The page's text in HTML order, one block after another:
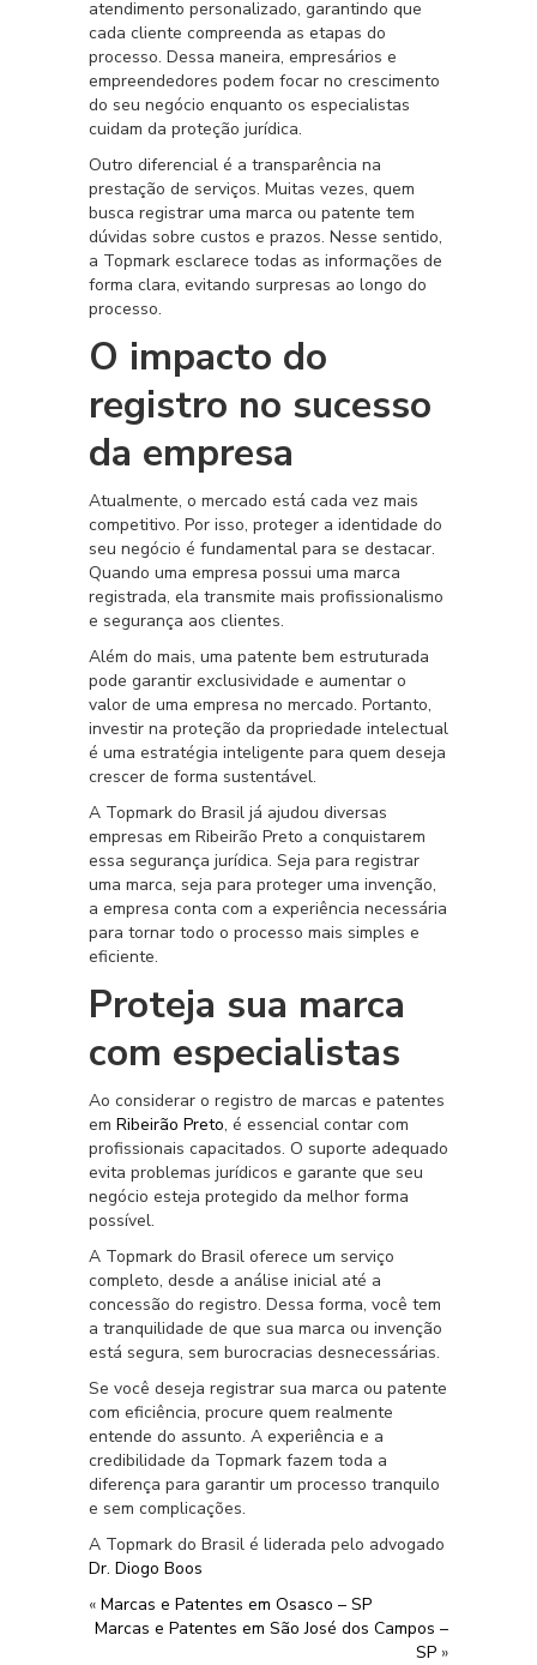
atendimento personalizado, garantindo que
cada cliente compreenda as etapas do
processo. Dessa maneira, empresários e
empreendedores podem focar no crescimento
do seu negócio enquanto os especialistas
cuidam da proteção jurídica.
Outro diferencial é a transparência na
prestação de serviços. Muitas vezes, quem
busca registrar uma marca ou patente tem
dúvidas sobre custos e prazos. Nesse sentido,
a Topmark esclarece todas as informações de
forma clara, evitando surpresas ao longo do
processo.
O impacto do
registro no sucesso
da empresa
Atualmente, o mercado está cada vez mais
competitivo. Por isso, proteger a identidade do
seu negócio é fundamental para se destacar.
Quando uma empresa possui uma marca
registrada, ela transmite mais profissionalismo
e segurança aos clientes.
Além do mais, uma patente bem estruturada
pode garantir exclusividade e aumentar o
valor de uma empresa no mercado. Portanto,
investir na proteção da propriedade intelectual
é uma estratégia inteligente para quem deseja
crescer de forma sustentável.
A Topmark do Brasil já ajudou diversas
empresas em Ribeirão Preto a conquistarem
essa segurança jurídica. Seja para registrar
uma marca, seja para proteger uma invenção,
a empresa conta com a experiência necessária
para tornar todo o processo mais simples e
eficiente.
Proteja sua marca
com especialistas
Ao considerar o registro de marcas e patentes
em Ribeirão Preto, é essencial contar com
profissionais capacitados. O suporte adequado
evita problemas jurídicos e garante que seu
negócio esteja protegido da melhor forma
possível.
A Topmark do Brasil oferece um serviço
completo, desde a análise inicial até a
concessão do registro. Dessa forma, você tem
a tranquilidade de que sua marca ou invenção
está segura, sem burocracias desnecessárias.
Se você deseja registrar sua marca ou patente
com eficiência, procure quem realmente
entende do assunto. A experiência e a
credibilidade da Topmark fazem toda a
diferença para garantir um processo tranquilo
e sem complicações.
A Topmark do Brasil é liderada pelo advogado
Dr. Diogo Boos
« Marcas e Patentes em Osasco – SP
Marcas e Patentes em São José dos Campos –
SP »